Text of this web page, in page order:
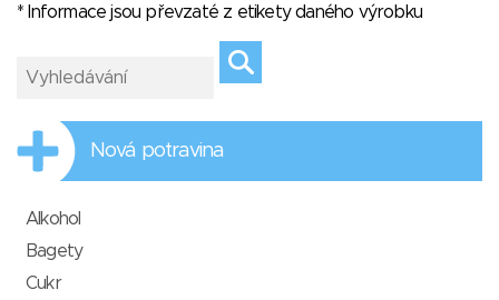
* Informace jsou převzaté z etikety daného výrobku
Nová potravina
Alkohol
Bagety
Cukr